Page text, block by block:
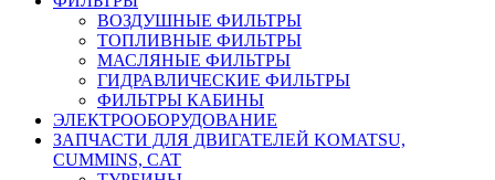
ВОЗДУШНЫЕ ФИЛЬТРЫ
ТОПЛИВНЫЕ ФИЛЬТРЫ
МАСЛЯНЫЕ ФИЛЬТРЫ
ГИДРАВЛИЧЕСКИЕ ФИЛЬТРЫ
ФИЛЬТРЫ КАБИНЫ
ЭЛЕКТРООБОРУДОВАНИЕ
ЗАПЧАСТИ ДЛЯ ДВИГАТЕЛЕЙ KOMATSU,
CUMMINS, CAT